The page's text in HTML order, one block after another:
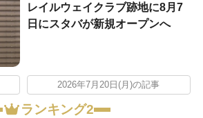
レイルウェイクラブ跡地に8月7
日にスタバが新規オープンへ
2026年7月20日(月)の記事
ランキング2